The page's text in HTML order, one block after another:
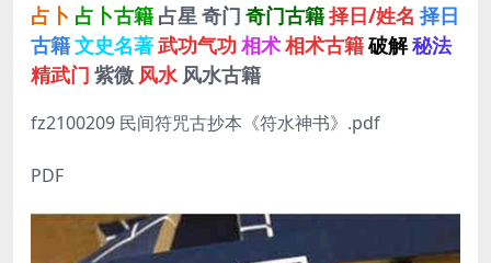
占卜 占卜古籍 占星 奇门 奇门古籍择日/姓名 择日
古籍文史名著武功气功 相术相术古籍破解秘法
精武门 紫微 风水 风水古籍
fz2100209 民间符咒古抄本《符水神书》.pdf
PDF